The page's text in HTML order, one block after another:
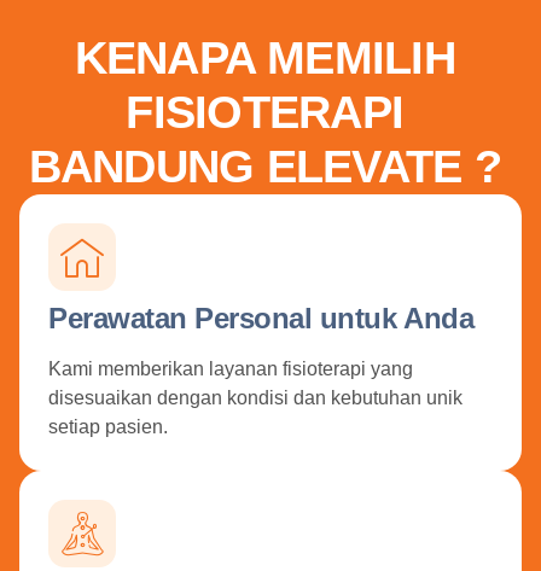
KENAPA MEMILIH
FISIOTERAPI
BANDUNG ELEVATE ?
Perawatan Personal untuk Anda
Kami memberikan layanan fisioterapi yang
disesuaikan dengan kondisi dan kebutuhan unik
setiap pasien.